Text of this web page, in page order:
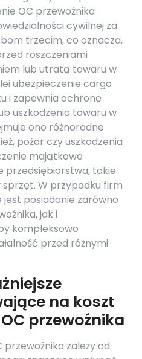
OC przewoźnika
cywilnej za
trzecim, co oznacza,
roszczeniami
lub utratą towaru w
ubezpieczenie cargo
i zapewnia ochronę
uszkodzenia towaru w
ono różnorodne
pożar czy uszkodzenia
majątkowe
przedsiębiorstwa, takie
sprzęt. W przypadku firm
posiadanie zarówno
jak i
kompleksowo
przed różnymi
na koszt
przewoźnika
przewoźnika zależy od